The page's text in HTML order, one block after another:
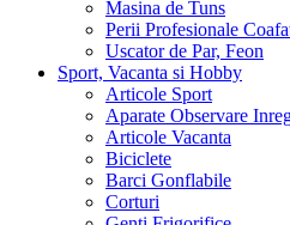
Masina de Tuns
Perii Profesionale
Uscator de Par, Feon
Sport, Vacanta si Hobby
Articole Sport
Aparate Observare
Articole Vacanta
Biciclete
Barci Gonflabile
Corturi